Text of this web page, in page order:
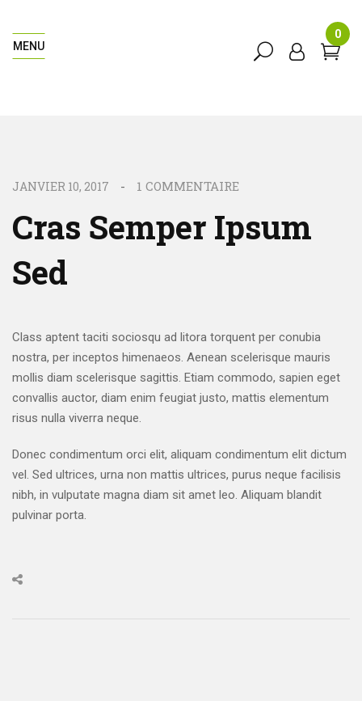
MENU
0
JANVIER 10, 2017 1 COMMENTAIRE
Cras Semper Ipsum
Sed
Class aptent taciti sociosqu ad litora torquent per conubia
nostra, per inceptos himenaeos. Aenean scelerisque mauris
mollis diam scelerisque sagittis. Etiam commodo, sapien eget
convallis auctor, diam enim feugiat justo, mattis elementum
risus nulla viverra neque.
Donec condimentum orci elit, aliquam condimentum elit dictum
vel. Sed ultrices, urna non mattis ultrices, purus neque facilisis
nibh, in vulputate magna diam sit amet leo. Aliquam blandit
pulvinar porta.